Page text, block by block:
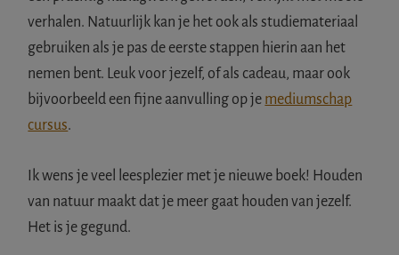
verhalen. Natuurlijk kan je het ook als studiemateriaal
gebruiken als je pas de eerste stappen hierin aan het
nemen bent. Leuk voor jezelf, of als cadeau, maar ook
bijvoorbeeld een fijne aanvulling op je mediumschap
cursus.
Ik wens je veel leesplezier met je nieuwe boek! Houden
van natuur maakt dat je meer gaat houden van jezelf.
Het is je gegund.